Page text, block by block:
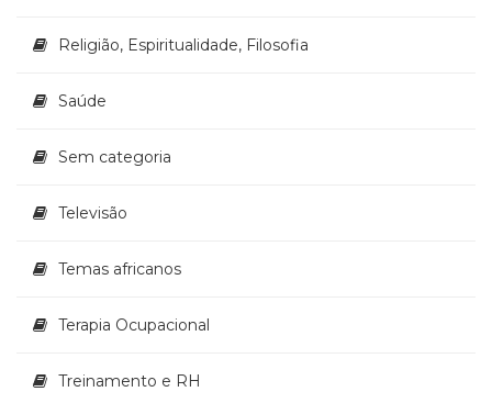
Religião, Espiritualidade, Filosofia
Saúde
Sem categoria
Televisão
Temas africanos
Terapia Ocupacional
Treinamento e RH